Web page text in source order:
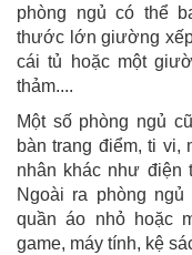
phòng ngủ có thể
thước lớn giường
cái tủ hoặc một
thảm....
Một số phòng ngủ
bàn trang điểm, ti vi,
nhân khác như điện
Ngoài ra phòng
quần áo nhỏ hoặc
game, máy tính, kệ